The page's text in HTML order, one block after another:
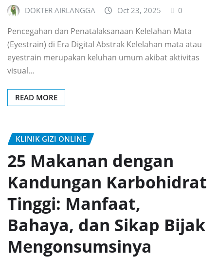
DOKTER AIRLANGGA Oct 23, 2025 0
Pencegahan dan Penatalaksanaan Kelelahan Mata
(Eyestrain) di Era Digital Abstrak Kelelahan mata atau
eyestrain merupakan keluhan umum akibat aktivitas
visual…
READ MORE
KLINIK GIZI ONLINE
25 Makanan dengan
Kandungan Karbohidrat
Tinggi: Manfaat,
Bahaya, dan Sikap Bijak
Mengonsumsinya